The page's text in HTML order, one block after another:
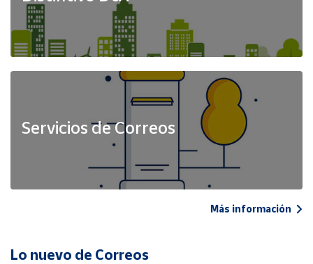
Servicios de Correos
Más información
Lo nuevo de Correos